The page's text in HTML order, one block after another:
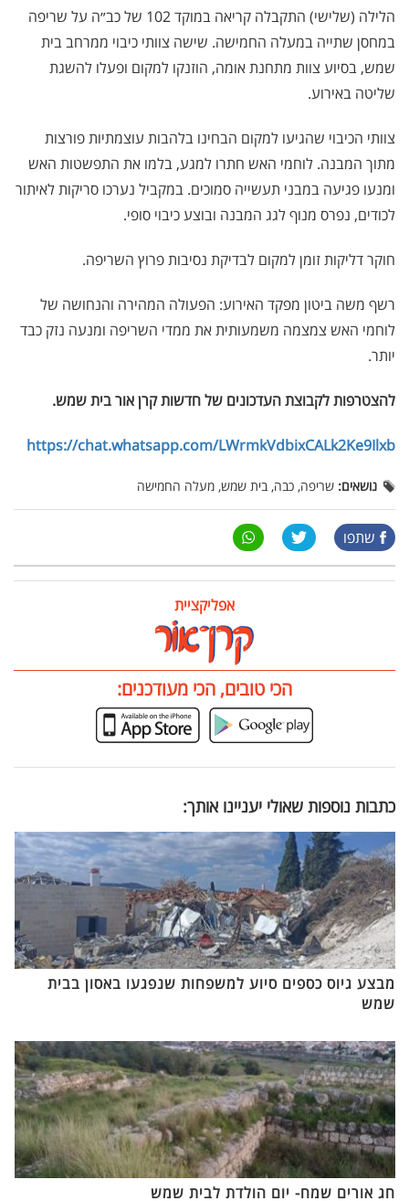
הלילה (שלישי) התקבלה קריאה במוקד 102 של כב״ה על שריפה
במחסן שתייה במעלה החמישה. שישה צוותי כיבוי ממרחב בית
שמש, בסיוע צוות מתחנת אומה, הוזנקו למקום ופעלו להשגת
שליטה באירוע.
צוותי הכיבוי שהגיעו למקום הבחינו בלהבות עוצמתיות פורצות
מתוך המבנה. לוחמי האש חתרו למגע, בלמו את התפשטות האש
ומנעו פגיעה במבני תעשייה סמוכים. במקביל נערכו סריקות לאיתור
לכודים, נפרס מנוף לגג המבנה ובוצע כיבוי סופי.
חוקר דליקות זומן למקום לבדיקת נסיבות פרוץ השריפה.
רשף משה ביטון מפקד האירוע: הפעולה המהירה והנחושה של
לוחמי האש צמצמה משמעותית את ממדי השריפה ומנעה נזק כבד
יותר.
להצטרפות לקבוצת העדכונים של חדשות קרן אור בית שמש.
https://chat.whatsapp.com/LWrmkVdbixCALk2Ke9Ilxb
נושאים: שריפה, כבה, בית שמש, מעלה החמישה
שתפו
אפליקציית
הכי טובים, הכי מעודכנים:
כתבות נוספות שאולי יעניינו אותך:
מבצע גיוס כספים סיוע למשפחות שנפגעו באסון בבית
שמש
חג אורים שמח- יום הולדת לבית שמש